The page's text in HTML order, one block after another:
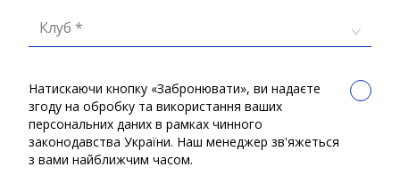
Клуб *
Натискаючи кнопку «Забронювати», ви надаєте
згоду на обробку та використання ваших
персональних даних в рамках чинного
законодавства України. Наш менеджер зв'яжеться
з вами найближчим часом.